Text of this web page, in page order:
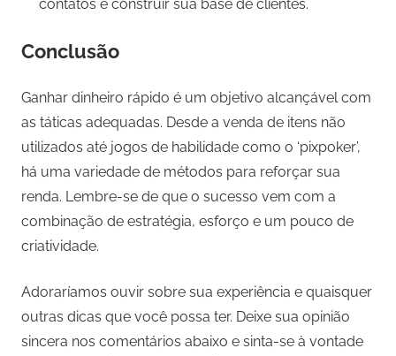
contatos e construir sua base de clientes.
Conclusão
Ganhar dinheiro rápido é um objetivo alcançável com
as táticas adequadas. Desde a venda de itens não
utilizados até jogos de habilidade como o ‘pixpoker’,
há uma variedade de métodos para reforçar sua
renda. Lembre-se de que o sucesso vem com a
combinação de estratégia, esforço e um pouco de
criatividade.
Adoraríamos ouvir sobre sua experiência e quaisquer
outras dicas que você possa ter. Deixe sua opinião
sincera nos comentários abaixo e sinta-se à vontade